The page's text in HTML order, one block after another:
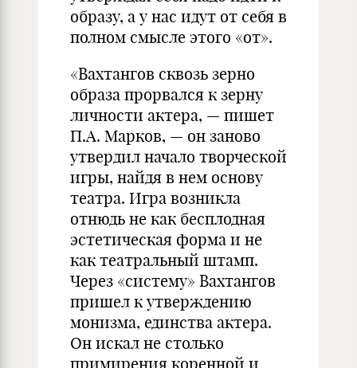
образу, а у нас идут от себя в
полном смысле этого «от».
«Вахтангов сквозь зерно
образа прорвался к зерну
личности актера, — пишет
П.А. Марков, — он заново
утвердил начало творческой
игры, найдя в нем основу
театра. Игра возникла
отнюдь не как бесплодная
эстетическая форма и не
как театральный штамп.
Через «систему» Вахтангов
пришел к утверждению
монизма, единства актера.
Он искал не столько
примирения коренной и